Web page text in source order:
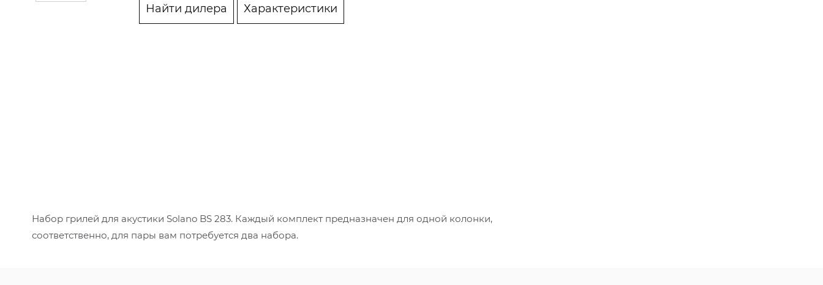
Найти дилера Характеристики
Набор грилей для акустики Solano BS 283. Каждый комплект предназначен для одной колонки,
соответственно, для пары вам потребуется два набора.